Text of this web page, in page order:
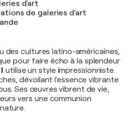
d'art
de galeries d'art
des cultures latino-américaines,
pour faire écho à la splendeur
utilise un style impressionniste
dévoilant l'essence vibrante
Ses œuvres vibrent de vie,
vers une communion